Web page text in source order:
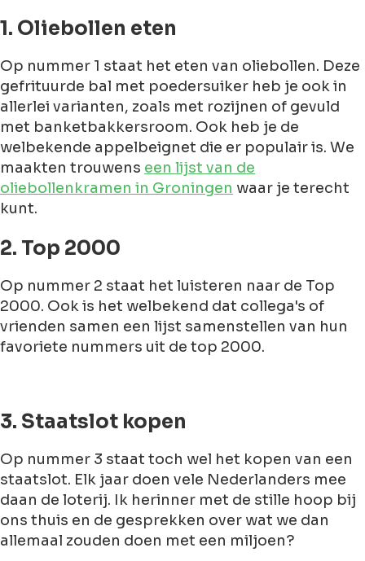
1. Oliebollen eten
Op nummer 1 staat het eten van oliebollen. Deze
gefrituurde bal met poedersuiker heb je ook in
allerlei varianten, zoals met rozijnen of gevuld
met banketbakkersroom. Ook heb je de
welbekende appelbeignet die er populair is. We
maakten trouwens een lijst van de
oliebollenkramen in Groningen waar je terecht
kunt.
2. Top 2000
Op nummer 2 staat het luisteren naar de Top
2000. Ook is het welbekend dat collega's of
vrienden samen een lijst samenstellen van hun
favoriete nummers uit de top 2000.
3. Staatslot kopen
Op nummer 3 staat toch wel het kopen van een
staatslot. Elk jaar doen vele Nederlanders mee
daan de loterij. Ik herinner met de stille hoop bij
ons thuis en de gesprekken over wat we dan
allemaal zouden doen met een miljoen?